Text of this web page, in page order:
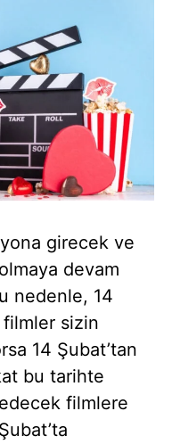
girecek ve
devam
nedenle, 14
sizin
14 Şubat’tan
bu tarihte
filmlere